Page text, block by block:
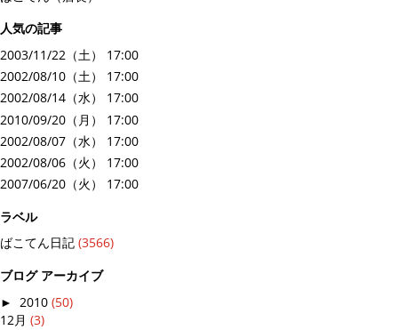
人気の記事
2003/11/22（土） 17:00
2002/08/10（土） 17:00
2002/08/14（水） 17:00
2010/09/20（月） 17:00
2002/08/07（水） 17:00
2002/08/06（火） 17:00
2007/06/20（火） 17:00
ラベル
ばこてん日記 (3566)
ブログ アーカイブ
► 2010 (50)
12月 (3)